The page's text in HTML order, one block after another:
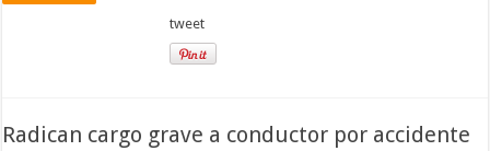
tweet
Radican cargo grave a conductor por accidente